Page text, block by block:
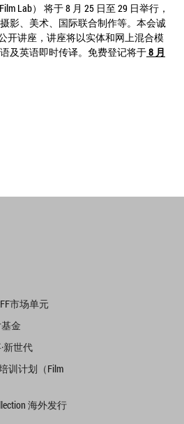
Lab） 将于 8 月 25 日至 29 日举行，
影、美术、国际联合制作等。本会诚
开讲座，讲座将以实体和网上混合模
及英语即时传译。免费登记将于8 月
市场单元
金
新世代
训计划（Film
海外发行